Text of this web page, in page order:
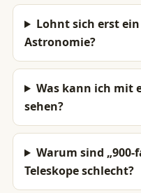
Lohnt sich erst
Astronomie?
Was kann ich mit
sehen?
Warum sind
Teleskope schlecht?